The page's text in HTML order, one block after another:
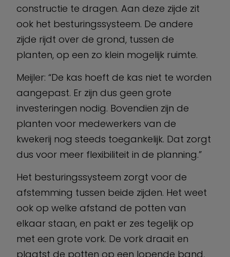
constructie te dragen. Aan deze zijde zit
ook het besturingssysteem. De andere
zijde rijdt over de grond, tussen de
planten, op een zo klein mogelijk ruimte.
Meijler: “De kas hoeft de kas niet te worden
aangepast. Er zijn dus geen grote
investeringen nodig. Bovendien zijn de
planten voor medewerkers van de
kwekerij nog steeds toegankelijk. Dat zorgt
dus voor meer flexibiliteit in de planning.”
Het besturingssysteem zorgt voor de
afstemming tussen beide zijden. Het weet
ook op welke afstand de potten van
elkaar staan, en pakt er zes tegelijk op
met een grote vork. De vork draait en
plaatst de potten op een lopende band,